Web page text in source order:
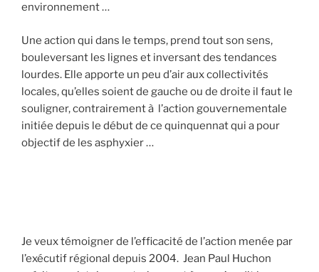
environnement …
Une action qui dans le temps, prend tout son sens,
bouleversant les lignes et inversant des tendances
lourdes. Elle apporte un peu d’air aux collectivités
locales, qu’elles soient de gauche ou de droite il faut le
souligner, contrairement à l’action gouvernementale
initiée depuis le début de ce quinquennat qui a pour
objectif de les asphyxier …
Je veux témoigner de l’efficacité de l’action menée par
l’exécutif régional depuis 2004. Jean Paul Huchon